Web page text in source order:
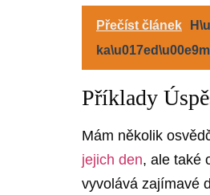
Přečíst článek
Příklady
Mám několik
jejich den, ale také
vyvolává zajímavé